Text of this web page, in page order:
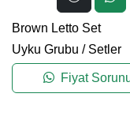
Brown Letto Set
Uyku Grubu / Setler
Fiyat